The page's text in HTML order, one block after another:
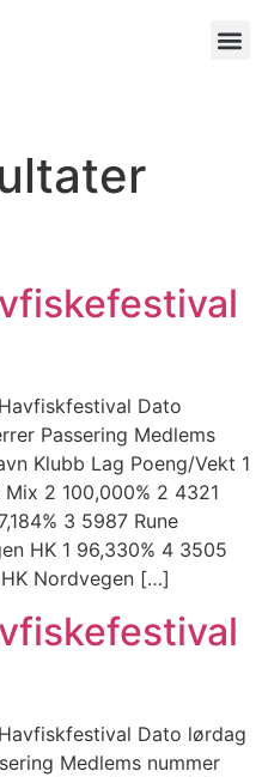
Dato
Passering Medlems
Klubb Lag Poeng/Vekt 1
2 100,000% 2 4321
3 5987 Rune
HK 1 96,330% 4 3505
Nordvegen […]
Dato lørdag
Medlems nummer